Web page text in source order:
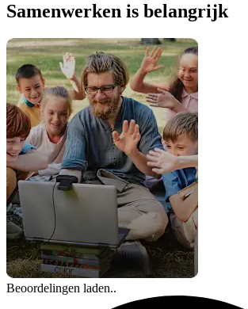
Samenwerken is belangrijk
Beoordelingen laden..